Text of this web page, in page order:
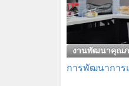
งานพัฒนาคุณภ
การพัฒนาการ